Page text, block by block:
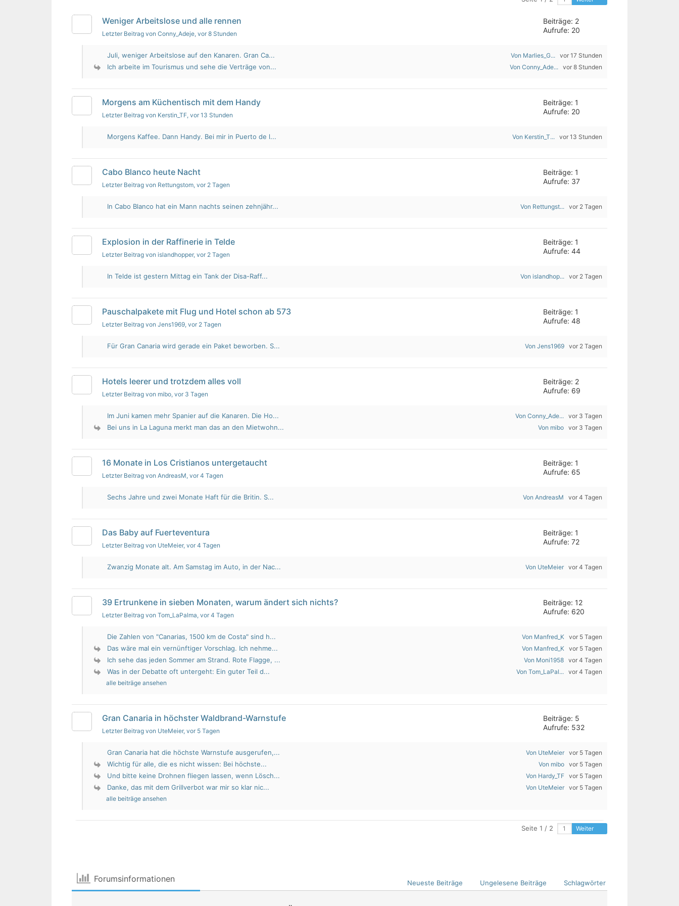
Weniger Arbeitslose und alle rennen
Letzter Beitrag von Conny_Adeje, vor 8 Stunden
Beiträge: 2
Aufrufe: 20
Juli, weniger Arbeitslose auf den Kanaren. Gran Ca... Von Marlies_G... vor 17 Stunden
Ich arbeite im Tourismus und sehe die Verträge von... Von Conny_Ade... vor 8 Stunden
Morgens am Küchentisch mit dem Handy
Letzter Beitrag von Kerstin_TF, vor 13 Stunden
Beiträge: 1
Aufrufe: 20
Morgens Kaffee. Dann Handy. Bei mir in Puerto de l... Von Kerstin_T... vor 13 Stunden
Cabo Blanco heute Nacht
Letzter Beitrag von Rettungstom, vor 2 Tagen
Beiträge: 1
Aufrufe: 37
In Cabo Blanco hat ein Mann nachts seinen zehnjähr... Von Rettungst... vor 2 Tagen
Explosion in der Raffinerie in Telde
Letzter Beitrag von islandhopper, vor 2 Tagen
Beiträge: 1
Aufrufe: 44
In Telde ist gestern Mittag ein Tank der Disa-Raff... Von islandhop... vor 2 Tagen
Pauschalpakete mit Flug und Hotel schon ab 573
Letzter Beitrag von Jens1969, vor 2 Tagen
Beiträge: 1
Aufrufe: 48
Für Gran Canaria wird gerade ein Paket beworben. S... Von Jens1969 vor 2 Tagen
Hotels leerer und trotzdem alles voll
Letzter Beitrag von mibo, vor 3 Tagen
Beiträge: 2
Aufrufe: 69
Im Juni kamen mehr Spanier auf die Kanaren. Die Ho... Von Conny_Ade... vor 3 Tagen
Bei uns in La Laguna merkt man das an den Mietwohn... Von mibo vor 3 Tagen
16 Monate in Los Cristianos untergetaucht
Letzter Beitrag von AndreasM, vor 4 Tagen
Beiträge: 1
Aufrufe: 65
Sechs Jahre und zwei Monate Haft für die Britin. S... Von AndreasM vor 4 Tagen
Das Baby auf Fuerteventura
Letzter Beitrag von UteMeier, vor 4 Tagen
Beiträge: 1
Aufrufe: 72
Zwanzig Monate alt. Am Samstag im Auto, in der Nac... Von UteMeier vor 4 Tagen
39 Ertrunkene in sieben Monaten, warum ändert sich nichts?
Letzter Beitrag von Tom_LaPalma, vor 4 Tagen
Beiträge: 12
Aufrufe: 620
Die Zahlen von "Canarias, 1500 km de Costa" sind h... Von Manfred_K vor 5 Tagen
Das wäre mal ein vernünftiger Vorschlag. Ich nehme... Von Manfred_K vor 5 Tagen
Ich sehe das jeden Sommer am Strand. Rote Flagge, ... Von Moni1958 vor 4 Tagen
Was in der Debatte oft untergeht: Ein guter Teil d... Von Tom_LaPal... vor 4 Tagen
alle beiträge ansehen
Gran Canaria in höchster Waldbrand-Warnstufe
Letzter Beitrag von UteMeier, vor 5 Tagen
Beiträge: 5
Aufrufe: 532
Gran Canaria hat die höchste Warnstufe ausgerufen,... Von UteMeier vor 5 Tagen
Wichtig für alle, die es nicht wissen: Bei höchste... Von mibo vor 5 Tagen
Und bitte keine Drohnen fliegen lassen, wenn Lösch... Von Hardy_TF vor 5 Tagen
Danke, das mit dem Grillverbot war mir so klar nic... Von UteMeier vor 5 Tagen
alle beiträge ansehen
Seite 1 / 2 Weiter
Forumsinformationen Neueste Beiträge Ungelesene Beiträge Schlagwörter